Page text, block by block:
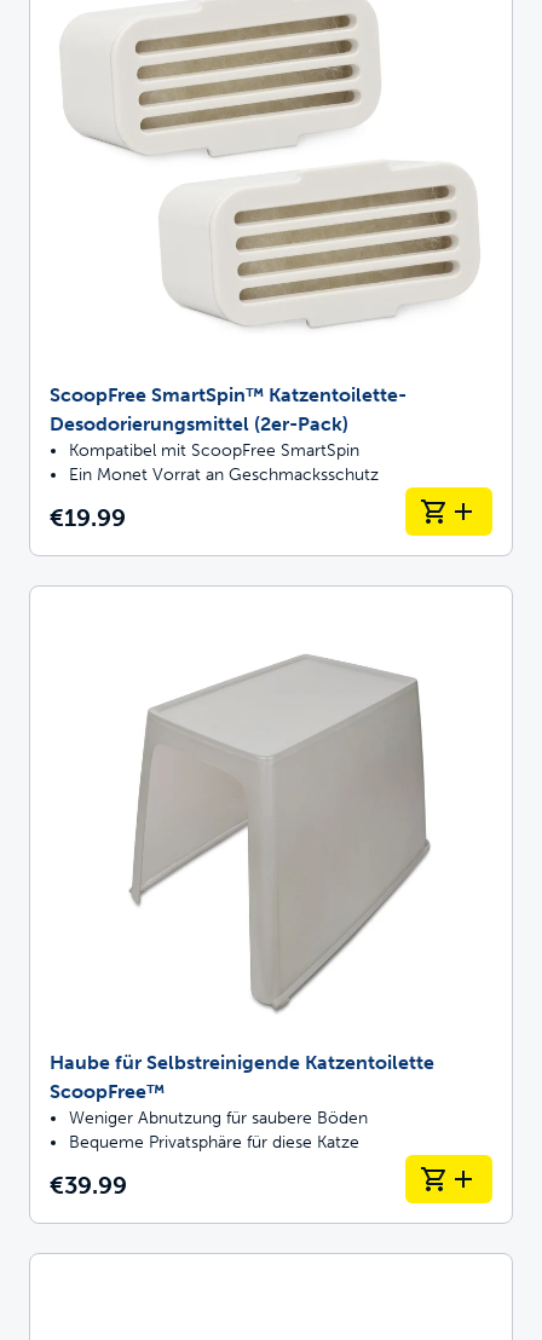
ScoopFree SmartSpin™ Katzentoilette-
Desodorierungsmittel (2er-Pack)
Kompatibel mit ScoopFree SmartSpin
Ein Monet Vorrat an Geschmacksschutz
€19.99
Haube für Selbstreinigende Katzentoilette
ScoopFree™
Weniger Abnutzung für saubere Böden
Bequeme Privatsphäre für diese Katze
€39.99